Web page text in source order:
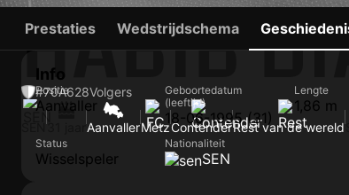
HABIB
#70A628Volgers
AanvallerMetzContenderRest van de wereld
Prestaties Wedstrijdschema
Info
Positie
Aanvaller
Geboortedatum
(leeftijd)
18-06-1995 (31)
Lengte
1,86 m
Status
Wisselspeler
Nationaliteit
SEN